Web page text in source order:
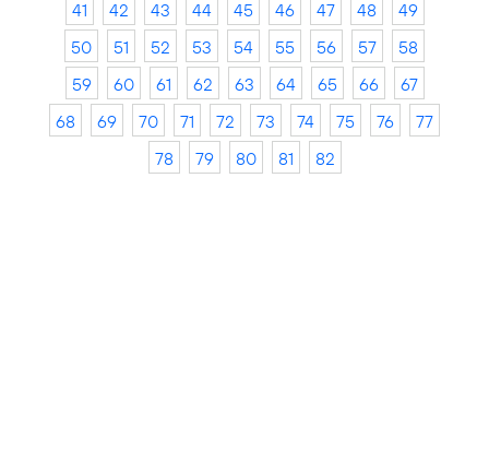
41
42 43 44 45 46 47 48
49
50
51 52 53 54 55 56 57
58
59
60 61 62 63 64 65 66
67
68
69 70 71 72 73 74 75 76
77
78
79 80 81 82